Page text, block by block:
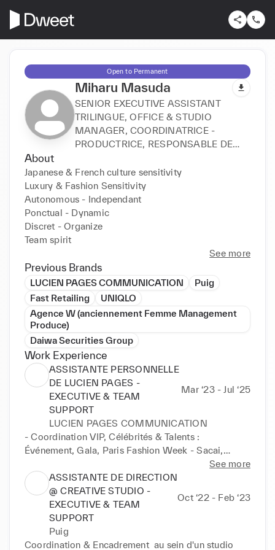
Open to Permanent
Miharu Masuda
SENIOR EXECUTIVE ASSISTANT
TRILINGUE, OFFICE & STUDIO
MANAGER, COORDINATRICE -
PRODUCTRICE, RESPONSABLE DE
About
Japanese & French culture sensitivity
Luxury & Fashion Sensitivity
Autonomous - Independant
Ponctual - Dynamic
Discret - Organize
See more
Previous Brands
LUCIEN PAGES COMMUNICATION
Puig
Fast Retailing
UNIQLO
Agence W (anciennement Femme Management
Produce)
Daiwa Securities Group
Work Experience
ASSISTANTE PERSONNELLE
DE LUCIEN PAGES -
EXECUTIVE & TEAM
SUPPORT
Mar ‘23 - Jul ‘25
LUCIEN PAGES COMMUNICATION
- Coordination VIP, Célébrités & Talents :
Événement, Gala, Paris Fashion Week - Sacai,
Undercover, Y/Project, Carven, Alexander McQueen
- Organisation des évènements en lien avec l’agence
: Press day, séminaires, dîners d’équipe
- Suivi des relations presse : Assister dans la gestion
des relations avec les médias et les
See more
ASSISTANTE DE DIRECTION
@ CREATIVE STUDIO -
EXECUTIVE & TEAM
SUPPORT
Oct ‘22 - Feb ‘23
Puig
Coordination & Encadrement  au sein d'un studio